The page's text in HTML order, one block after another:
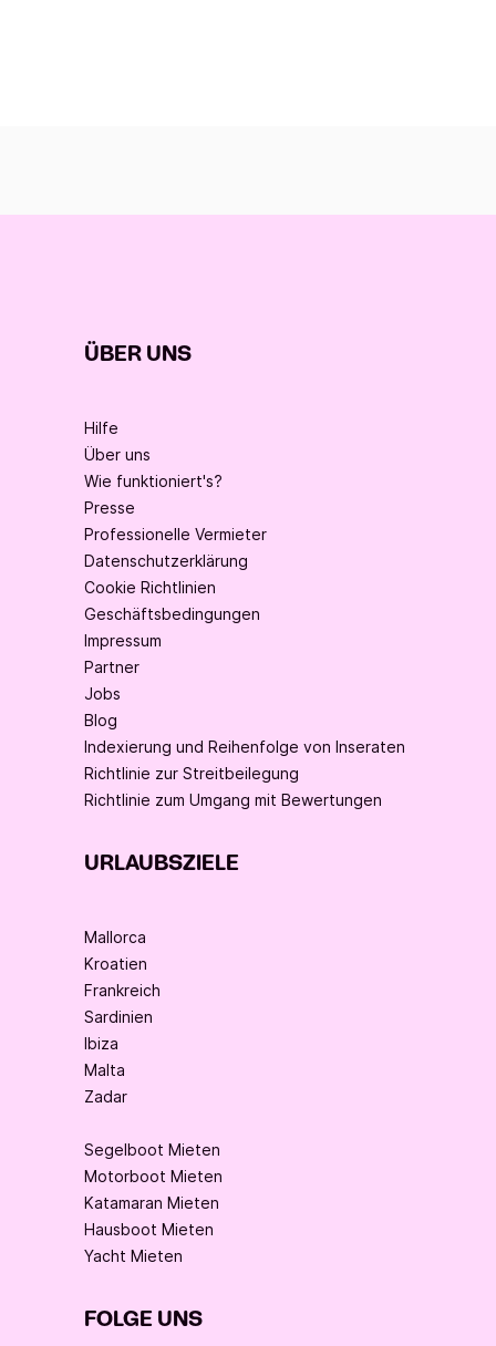
ÜBER UNS
Hilfe
Über uns
Wie funktioniert's?
Presse
Professionelle Vermieter
Datenschutzerklärung
Cookie Richtlinien
Geschäftsbedingungen
Impressum
Partner
Jobs
Blog
Indexierung und Reihenfolge von Inseraten
Richtlinie zur Streitbeilegung
Richtlinie zum Umgang mit Bewertungen
URLAUBSZIELE
Mallorca
Kroatien
Frankreich
Sardinien
Ibiza
Malta
Zadar
Segelboot Mieten
Motorboot Mieten
Katamaran Mieten
Hausboot Mieten
Yacht Mieten
FOLGE UNS